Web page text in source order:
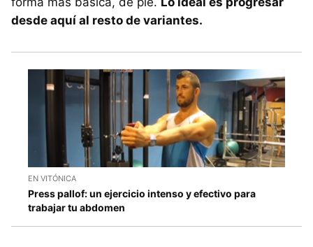
desde aquí al resto de variantes.
EN VITÓNICA
Press pallof: un ejercicio intenso y efectivo para
trabajar tu abdomen